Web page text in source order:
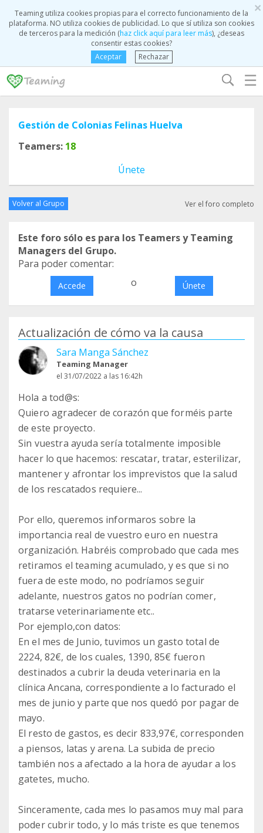
×
Teaming utiliza cookies propias para el correcto funcionamiento de la
plataforma. NO utiliza cookies de publicidad. Lo que sí utiliza son cookies
de terceros para la medición (haz click aquí para leer más), ¿deseas
consentir estas cookies?
Aceptar
Rechazar
☰
Gestión de Colonias Felinas Huelva
Teamers: 18
Únete
Volver al Grupo Ver el foro completo
Este foro sólo es para los Teamers y Teaming
Managers del Grupo.
Para poder comentar:
Accede o Únete
Actualización de cómo va la causa
Sara Manga Sánchez
Teaming Manager
el 31/07/2022 a las 16:42h
Hola a tod@s:
Quiero agradecer de corazón que forméis parte
de este proyecto.
Sin vuestra ayuda sería totalmente imposible
hacer lo que hacemos: rescatar, tratar, esterilizar,
mantener y afrontar los imprevistos que la salud
de los rescatados requiere...
Por ello, queremos informaros sobre la
importancia real de vuestro euro en nuestra
organización. Habréis comprobado que cada mes
retiramos el teaming acumulado, y es que si no
fuera de este modo, no podríamos seguir
adelante, nuestros gatos no podrían comer,
tratarse veterinariamente etc..
Por ejemplo,con datos:
En el mes de Junio, tuvimos un gasto total de
2224, 82€, de los cuales, 1390, 85€ fueron
destinados a cubrir la deuda veterinaria en la
clínica Ancana, correspondiente a lo facturado el
mes de junio y parte que nos quedó por pagar de
mayo.
El resto de gastos, es decir 833,97€, corresponden
a piensos, latas y arena. La subida de precio
también nos a afectado a la hora de ayudar a los
gatetes, mucho.
Sinceramente, cada mes lo pasamos muy mal para
poder cubrir todo, y lo más triste es que tenemos